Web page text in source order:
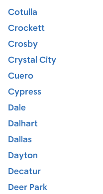
Cotulla
Crockett
Crosby
Crystal City
Cuero
Cypress
Dale
Dalhart
Dallas
Dayton
Decatur
Deer Park